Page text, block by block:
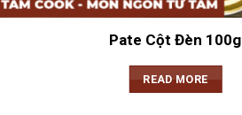
Pate Cột Đèn 100g
READ MORE